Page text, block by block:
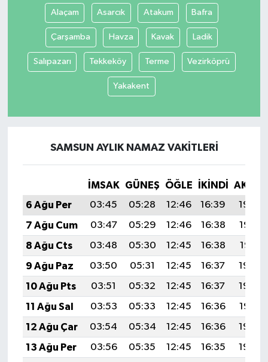
Alaçam Asarcık Atakum Bafra
Çarşamba Havza Kavak Ladik
Salıpazarı Tekkeköy Terme Vezirköprü
Yakakent
SAMSUN AYLIK NAMAZ VAKITLERI
İMSAK GÜNEŞ ÖĞLE İKINDI
6 Ağu Per
03:45 05:28 12:46 16:39
19:54
7 Ağu Cum
03:47 05:29 12:46 16:38
19:53
8 Ağu Cts
03:48 05:30 12:45 16:38
19:51
9 Ağu Paz
03:50 05:31 12:45 16:37
19:50
10 Ağu Pts
03:51 05:32 12:45 16:37
19:49
11 Ağu Sal
03:53 05:33 12:45 16:36
19:47
12 Ağu Çar
03:54 05:34 12:45 16:36
19:46
13 Ağu Per
03:56 05:35 12:45 16:35
19:45